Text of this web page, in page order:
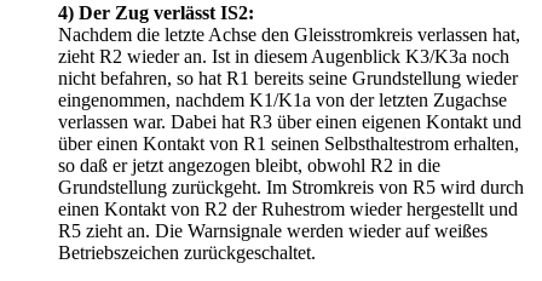
4) Der Zug verlässt IS2:
Nachdem die letzte Achse den Gleisstromkreis verlassen hat,
zieht R2 wieder an. Ist in diesem Augenblick K3/K3a noch
nicht befahren, so hat R1 bereits seine Grundstellung wieder
eingenommen, nachdem K1/K1a von der letzten Zugachse
verlassen war. Dabei hat R3 über einen eigenen Kontakt und
über einen Kontakt von R1 seinen Selbsthaltestrom erhalten,
so daß er jetzt angezogen bleibt, obwohl R2 in die
Grundstellung zurückgeht. Im Stromkreis von R5 wird durch
einen Kontakt von R2 der Ruhestrom wieder hergestellt und
R5 zieht an. Die Warnsignale werden wieder auf weißes
Betriebszeichen zurückgeschaltet.